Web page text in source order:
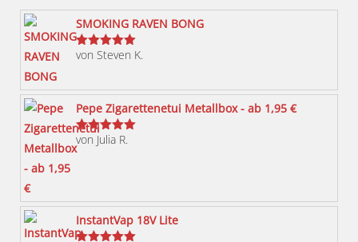
können
werden
SMOKING RAVEN BONG
Bewertet
von Steven K.
Pepe Zigarettenetui Metallbox - ab 1,95 €
Bewertet
mit
von Julia R.
InstantVap 18V Lite